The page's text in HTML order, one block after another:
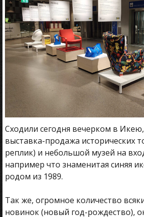
Сходили сегодня вечерком в
выставка-продажа исторических
реплик) и небольшой музей на
например что знаменитая синяя
родом из 1989.
Так же, огромное количество
новинок (новый год-рождество),